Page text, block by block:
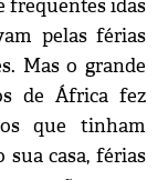
frequentes idas
pelas férias
Mas o grande
de África fez
que tinham
sua casa, férias